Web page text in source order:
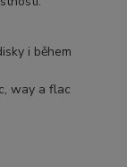
i během
way a flac